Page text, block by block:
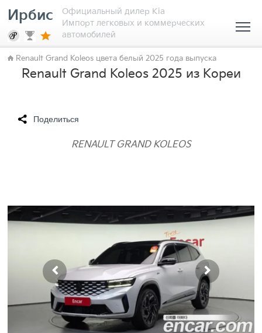
Ирбис
Официальный дилер Kia
Импорт легковых и коммерческих
автомобилей
Renault Grand Koleos цвета белый 2025 года выпуска
Renault Grand Koleos 2025 из Кореи
Поделиться
RENAULT GRAND KOLEOS